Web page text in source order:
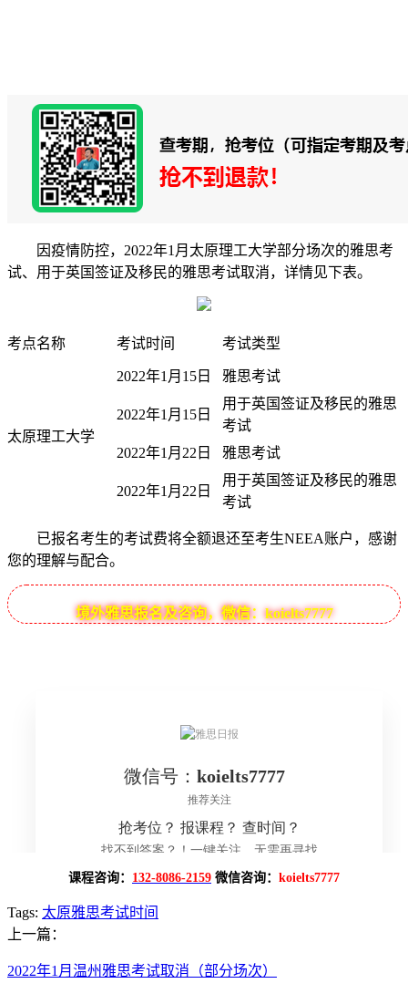
因疫情防控，2022年1月太原理工大学部分场次的雅思考
试、用于英国签证及移民的雅思考试取消，详情见下表。
考点名称 考试时间 考试类型
太原理工大学
2022年1月15日 雅思考试
2022年1月15日
用于英国签证及移民的雅思
考试
2022年1月22日
雅思考试
2022年1月22日
用于英国签证及移民的雅思
考试
已报名考生的考试费将全额退还至考生NEEA账户，感谢
您的理解与配合。
境外雅思报名及咨询，微信：koielts7777
课程咨询： 132-8086-2159 微信咨询： koielts7777
Tags: 太原雅思考试时间
上一篇：
2022年1月温州雅思考试取消（部分场次）